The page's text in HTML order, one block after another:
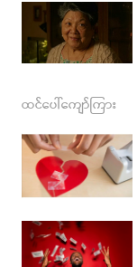
ထင်ပေါ်ကျော်ကြား